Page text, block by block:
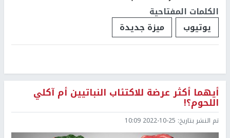
الكلمات المفتاحية
يوتيوب
ميزة جديدة
أيهما أكثر عرضة للاكتئاب النباتيين أم آكلي
اللحوم؟!
تم النشر بتاريخ: 2022-10-25 10:09